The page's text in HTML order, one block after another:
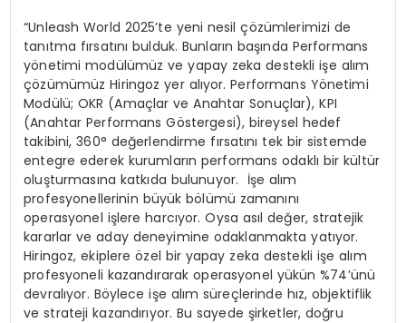
“Unleash World 2025’te yeni nesil çözümlerimizi de
tanıtma fırsatını bulduk. Bunların başında Performans
yönetimi modülümüz ve yapay zeka destekli işe alım
çözümümüz Hiringoz yer alıyor. Performans Yönetimi
Modülü; OKR (Amaçlar ve Anahtar Sonuçlar), KPI
(Anahtar Performans Göstergesi), bireysel hedef
takibini, 360° değerlendirme fırsatını tek bir sistemde
entegre ederek kurumların performans odaklı bir kültür
oluşturmasına katkıda bulunuyor. İşe alım
profesyonellerinin büyük bölümü zamanını
operasyonel işlere harcıyor. Oysa asıl değer, stratejik
kararlar ve aday deneyimine odaklanmakta yatıyor.
Hiringoz, ekiplere özel bir yapay zeka destekli işe alım
profesyoneli kazandırarak operasyonel yükün %74’ünü
devralıyor. Böylece işe alım süreçlerinde hız, objektiflik
ve strateji kazandırıyor. Bu sayede şirketler, doğru